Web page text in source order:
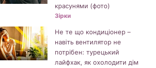
красунями (фото)
Зірки
Не те що кондиціонер –
навіть вентилятор не
потрібен: турецький
лайфхак, як охолодити дім